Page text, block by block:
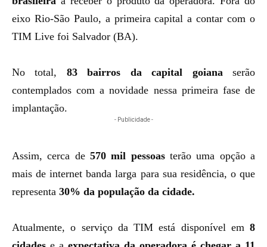
eixo Rio-São Paulo, a primeira capital a contar com o
TIM Live foi Salvador (BA).
No total, 83 bairros da capital goianaserão
contemplados com a novidade nessa primeira fase de
implantação.
- Publicidade -
Assim, cerca de 570 mil pessoas terão uma opção a
mais de internet banda larga para sua residência, o que
representa 30% da população da cidade.
Atualmente, o serviço da TIM está disponível em 8